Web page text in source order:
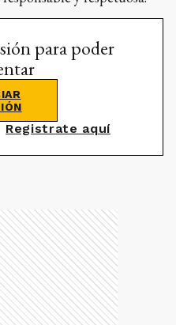
para poder
Registrate aquí